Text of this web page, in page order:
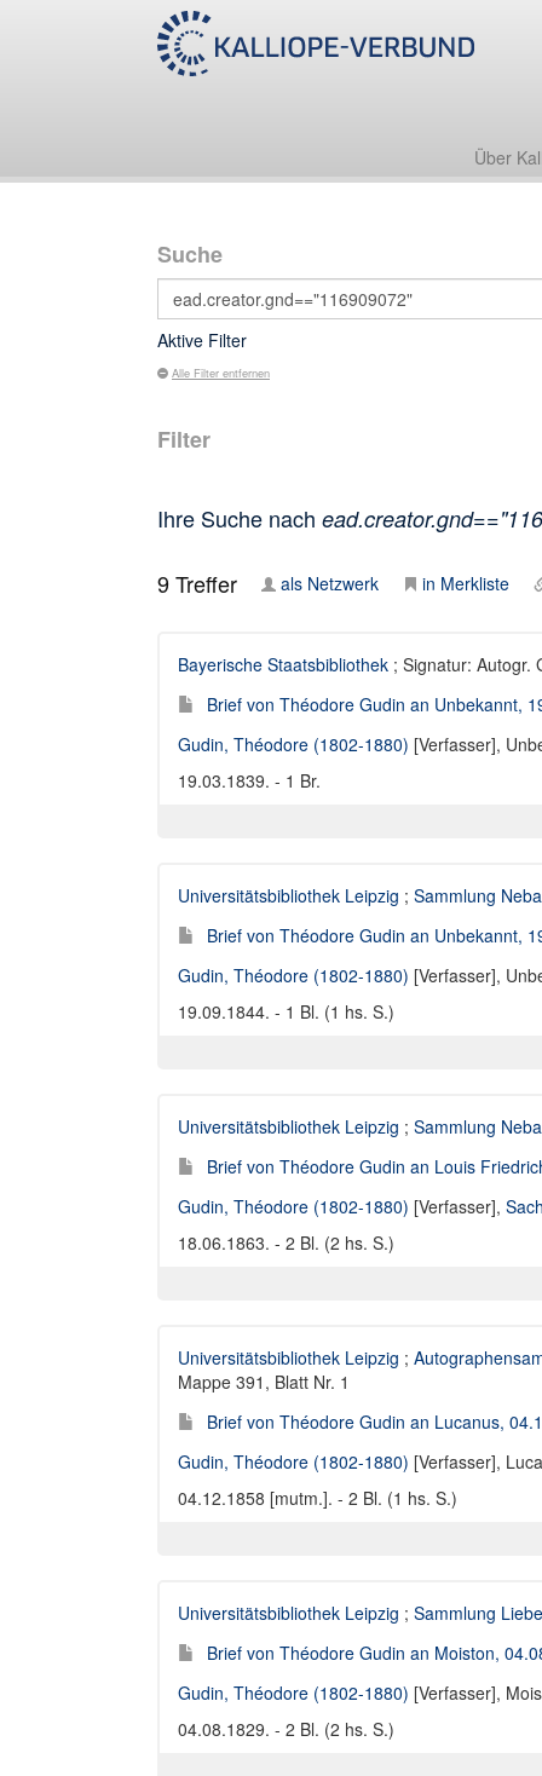
Über
Suche
Aktive Filter
Alle Filter entfernen
Filter
Ihre Suche nach
9Treffer als Netzwerk in Merkliste
Bayerische Staatsbibliothek ; Signatur: Autogr.
Brief von Théodore Gudin an Unbekannt,
Gudin, Théodore (1802-1880) [Verfasser],
19.03.1839. - 1 Br.
Universitätsbibliothek Leipzig ; Sammlung
Brief von Théodore Gudin an Unbekannt,
Gudin, Théodore (1802-1880) [Verfasser],
19.09.1844. - 1 Bl. (1 hs. S.)
Universitätsbibliothek Leipzig ; Sammlung
Brief von Théodore Gudin an Louis
Gudin, Théodore (1802-1880) [Verfasser],
18.06.1863. - 2 Bl. (2 hs. S.)
Universitätsbibliothek Leipzig ;
Mappe 391, Blatt Nr. 1
Brief von Théodore Gudin an Lucanus,
Gudin, Théodore (1802-1880) [Verfasser],
04.12.1858 [mutm.]. - 2 Bl. (1 hs. S.)
Universitätsbibliothek Leipzig ; Sammlung
Brief von Théodore Gudin an Moiston,
Gudin, Théodore (1802-1880) [Verfasser],
04.08.1829. - 2 Bl. (2 hs. S.)